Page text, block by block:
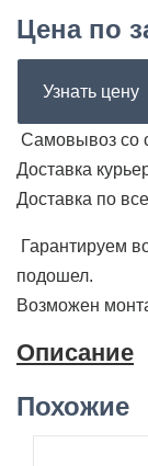
Цена по
Узнать цену
Самовывоз со
Доставка
Доставка по
Гарантируем
подошел.
Возможен
Описание
Похожие